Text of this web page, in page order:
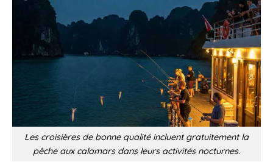
Les croisières de bonne qualité incluent gratuitement la
pêche aux calamars dans leurs activités nocturnes.